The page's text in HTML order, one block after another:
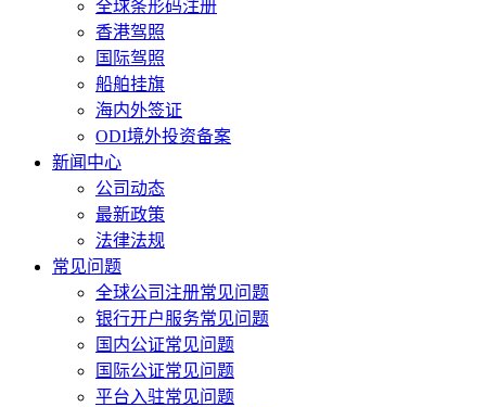
全球条形码注册
香港驾照
国际驾照
船舶挂旗
海内外签证
ODI境外投资备案
新闻中心
公司动态
最新政策
法律法规
常见问题
全球公司注册常见问题
银行开户服务常见问题
国内公证常见问题
国际公证常见问题
平台入驻常见问题